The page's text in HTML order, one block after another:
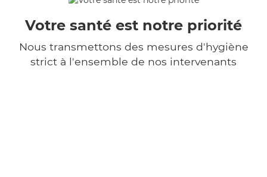
Votre santé est notre priorité
Nous transmettons des mesures d'hygiène
strict à l'ensemble de nos intervenants